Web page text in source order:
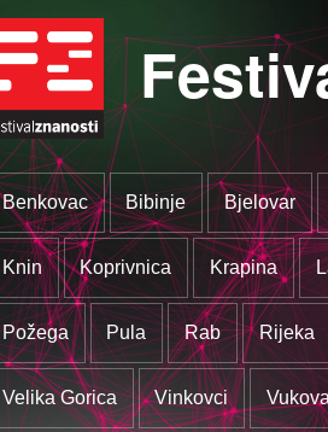
Benkovac Bibinje Bjelovar
Knin Koprivnica Krapina
Požega Pula Rab Rijeka
Velika Gorica Vinkovci